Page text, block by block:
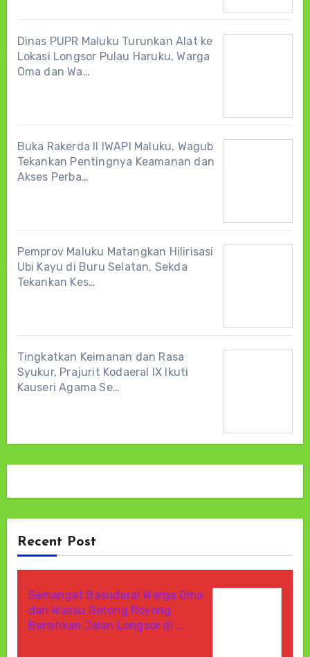
Dinas PUPR Maluku Turunkan Alat ke
Lokasi Longsor Pulau Haruku, Warga
Oma dan Wa…
Buka Rakerda II IWAPI Maluku, Wagub
Tekankan Pentingnya Keamanan dan
Akses Perba…
Pemprov Maluku Matangkan Hilirisasi
Ubi Kayu di Buru Selatan, Sekda
Tekankan Kes…
Tingkatkan Keimanan dan Rasa
Syukur, Prajurit Kodaeral IX Ikuti
Kauseri Agama Se…
Recent Post
Semangat Basudara! Warga Oma
dan Wassu Gotong Royong
Bersihkan Jalan Longsor di …